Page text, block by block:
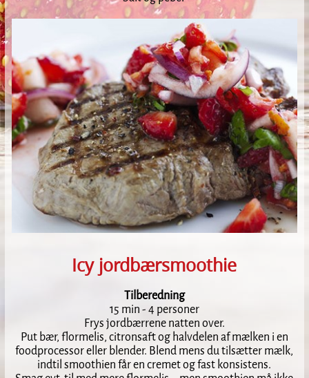
Icy jordbærsmoothie
Tilberedning
15 min - 4 personer
Frys jordbærrene natten over.
Put bær, flormelis, citronsaft og halvdelen af mælken i en
foodprocessor eller blender. Blend mens du tilsætter mælk,
indtil smoothien får en cremet og fast konsistens.